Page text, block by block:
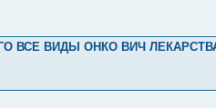
ВСЕ ВИДЫ ОНКО ВИЧ ЛЕКАРСТВА